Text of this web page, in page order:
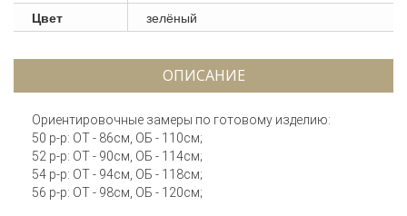
Цвет зелёный
ОПИСАНИЕ
Ориентировочные замеры по готовому изделию:
50 р-р: ОТ - 86см, ОБ - 110см;
52 р-р: ОТ - 90см, ОБ - 114см;
54 р-р: ОТ - 94см, ОБ - 118см;
56 р-р: ОТ - 98см, ОБ - 120см;